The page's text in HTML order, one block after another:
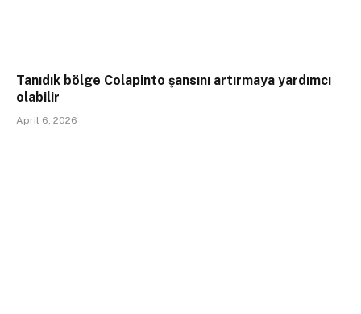
Tanıdık bölge Colapinto şansını artırmaya yardımcı
olabilir
April 6, 2026